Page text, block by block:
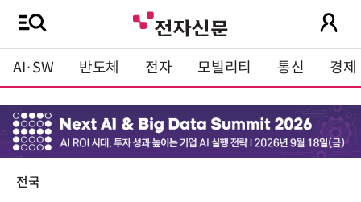
AI·SW 반도체 전자 모빌리티 통신 경제
전국